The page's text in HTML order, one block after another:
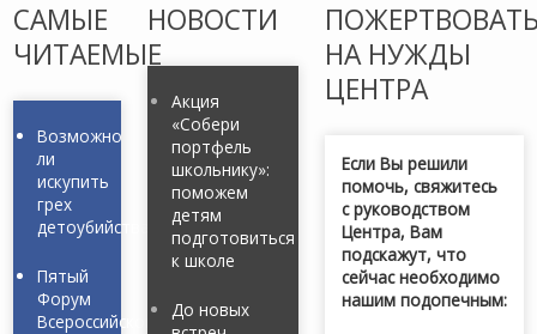
САМЫЕ
ЧИТАЕМЫЕ
Возможно
ли
искупить
грех
детоубийства?
Пятый
Форум
Всероссийской
НОВОСТИ
Акция
«Собери
портфель
школьнику»:
поможем
детям
подготовиться
к школе
До новых
НА НУЖДЫ
ЦЕНТРА
Если Вы решили
помочь, свяжитесь
с руководством
Центра, Вам
подскажут, что
сейчас необходимо
нашим подопечным: